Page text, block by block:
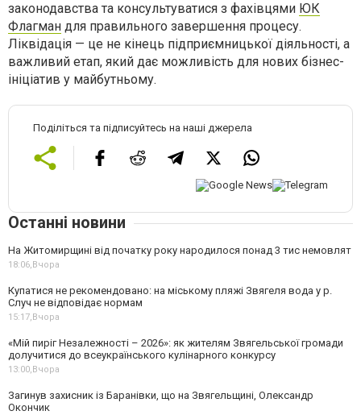
законодавства та консультуватися з фахівцями ЮК
Флагман для правильного завершення процесу.
Ліквідація — це не кінець підприємницької діяльності, а
важливий етап, який дає можливість для нових бізнес-
ініціатив у майбутньому.
Поділіться та підписуйтесь на наші джерела
Останні новини
На Житомирщині від початку року народилося понад 3 тис немовлят
18:06,Вчора
Купатися не рекомендовано: на міському пляжі Звягеля вода у р.
Случ не відповідає нормам
15:17,Вчора
«Мій пиріг Незалежності – 2026»: як жителям Звягельської громади
долучитися до всеукраїнського кулінарного конкурсу
13:00,Вчора
Загинув захисник із Баранівки, що на Звягельщині, Олександр
Окончик